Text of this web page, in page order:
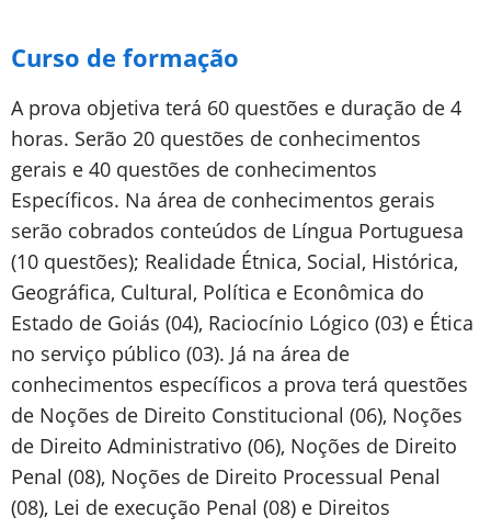
Curso de formação
A prova objetiva terá 60 questões e duração de 4
horas. Serão 20 questões de conhecimentos
gerais e 40 questões de conhecimentos
Específicos. Na área de conhecimentos gerais
serão cobrados conteúdos de Língua Portuguesa
(10 questões); Realidade Étnica, Social, Histórica,
Geográfica, Cultural, Política e Econômica do
Estado de Goiás (04), Raciocínio Lógico (03) e Ética
no serviço público (03). Já na área de
conhecimentos específicos a prova terá questões
de Noções de Direito Constitucional (06), Noções
de Direito Administrativo (06), Noções de Direito
Penal (08), Noções de Direito Processual Penal
(08), Lei de execução Penal (08) e Direitos